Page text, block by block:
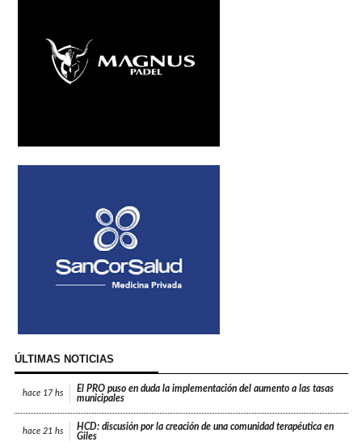
ÚLTIMAS NOTICIAS
hace 17 hs
El PRO puso en duda la implementación del aumento a las tasas
municipales
hace 21 hs
HCD: discusión por la creación de una comunidad terapéutica en
Giles